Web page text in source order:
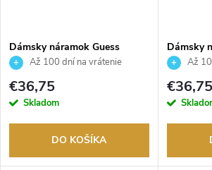
Dámsky náramok Guess
JUBB04082JWYGWHS
Až 100 dní na vrátenie
tovaru. Autorizovaný predajca.
€36,75
Skladom
DO KOŠÍKA
Dámsky
Až
tovaru.
€36,75